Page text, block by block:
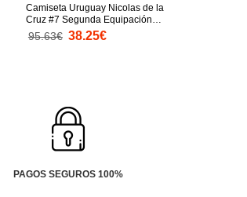
Camiseta Uruguay Nicolas de la
Cruz #7 Segunda Equipación
Replica Mundial 2026 mangas
cortas
95.63€ 38.25€
PAGOS SEGUROS 100%